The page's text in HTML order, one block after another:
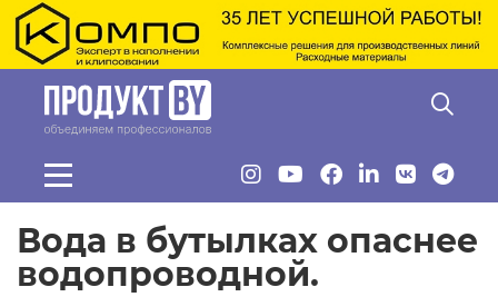
Перейти к основному содержанию
Вода в бутылках опаснее
водопроводной.